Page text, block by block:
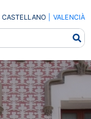
CASTELLANO VALENCIÀ